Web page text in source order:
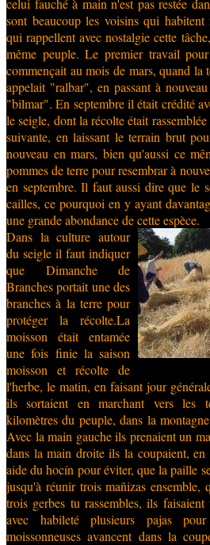
celui fauché à main n'est pas restée
sont beaucoup les voisins qui
qui rappellent avec nostalgie cette
même peuple. Le premier travail
commençait au mois de mars, quand la
appelait "ralbar", en passant à
"bilmar". En septembre il était crédité
le seigle, dont la récolte était
suivante, en laissant le terrain brut
nouveau en mars, bien qu'aussi ce
pommes de terre pour resembrar à
en septembre. Il faut aussi dire que le
cailles, ce pourquoi en y ayant
une grande abondance de cette espèce.
Dans la culture autour
du seigle il faut indiquer
que Dimanche de
Branches portait une des
branches à la terre pour
protéger la récolte.La
moisson était entamée
une fois finie la saison
moisson et récolte de
l'herbe, le matin, en faisant jour
ils sortaient en marchant vers les
kilomètres du peuple, dans la
Avec la main gauche ils prenaient un
dans la main droite ils la coupaient,
aide du hocín pour éviter, que la paille
jusqu'à réunir trois mañizas ensemble,
trois gerbes tu rassembles, ils
avec habileté plusieurs pajas pour
moissonneuses avancent dans la